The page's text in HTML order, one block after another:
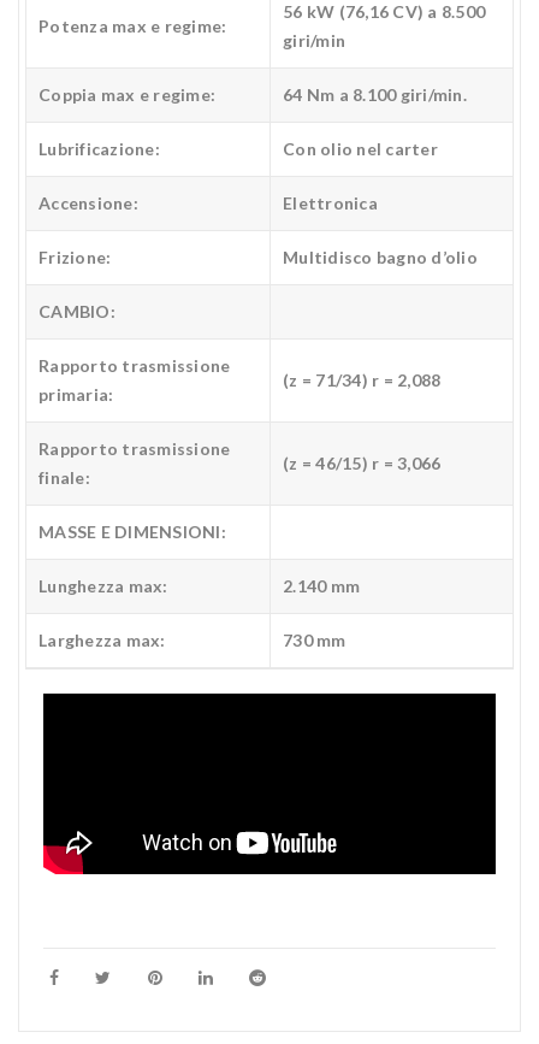
Potenza max e regime:
56 kW (76,16 CV) a 8.500
giri/min
Coppia max e regime: 64 Nm a 8.100 giri/min.
Lubrificazione: Con olio nel carter
Accensione: Elettronica
Frizione: Multidisco bagno d’olio
CAMBIO:
Rapporto trasmissione
primaria:
(z = 71/34) r = 2,088
Rapporto trasmissione
finale:
(z = 46/15) r = 3,066
MASSE E DIMENSIONI:
Lunghezza max: 2.140 mm
Larghezza max: 730 mm